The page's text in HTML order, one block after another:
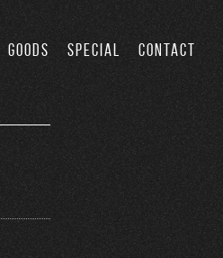
GOODS SPECIAL CONTACT